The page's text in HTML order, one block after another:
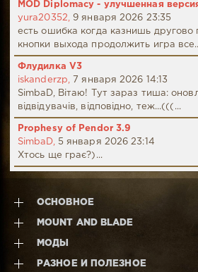
MOD Diplomacy - улучшенная
yura20352, 9 января 2026 23:35
есть ошибка когда казнишь другово
кнопки выхода продолжить игра
Флудилка V3
iskanderzp, 7 января 2026 14:13
SimbaD, Вітаю! Тут зараз тиша:
відвідувачів, відповідно, теж...(((...
Prophesy of Pendor 3.9
SimbaD, 5 января 2026 23:14
Хтось ще грає?)...
ОСНОВНОЕ
MOUNT AND BLADE
МОДЫ
РАЗНОЕ И ПОЛЕЗНОЕ